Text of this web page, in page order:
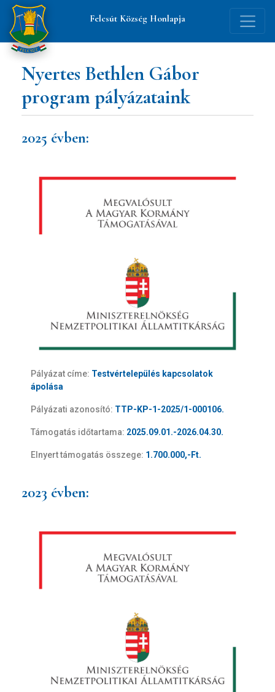
Betűméret
növelése
Szürke
árnyalat
Éles
Olvasható
Felcsút Község Honlapja
Nyertes Bethlen Gábor
program pályázataink
2025 évben:
Pályázat címe: Testvértelepülés kapcsolatok
ápolása
Pályázati azonosító: TTP-KP-1-2025/1-000106.
Támogatás időtartama: 2025.09.01.-2026.04.30.
Elnyert támogatás összege: 1.700.000,-Ft.
2023 évben: